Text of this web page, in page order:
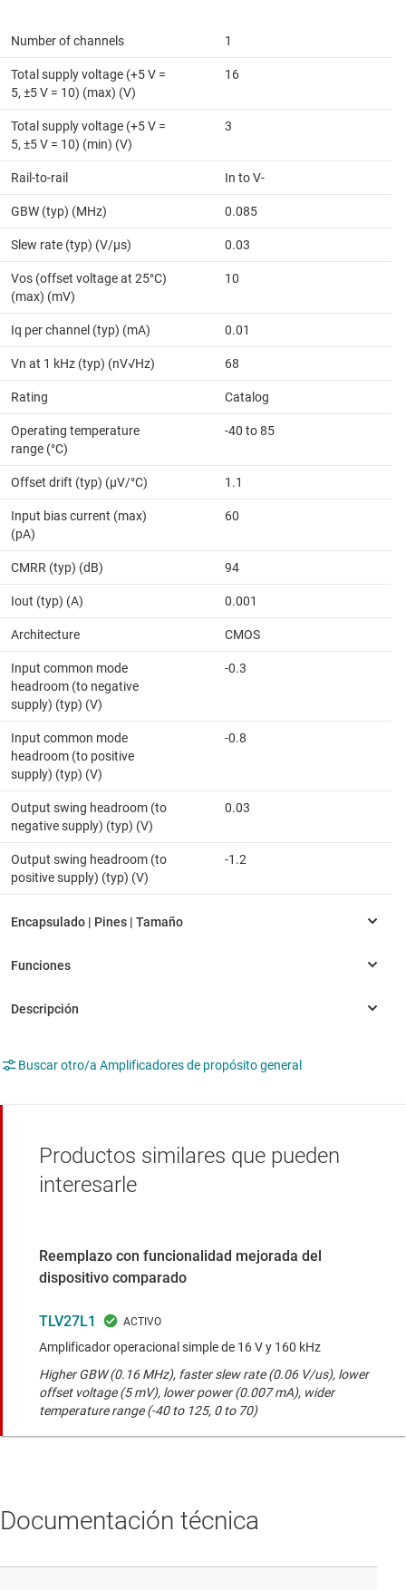
Number of channels 1
Total supply voltage (+5 V =
5, ±5 V = 10) (max) (V)
16
Total supply voltage (+5 V =
5, ±5 V = 10) (min) (V)
3
Rail-to-rail In to V-
GBW (typ) (MHz) 0.085
Slew rate (typ) (V/µs) 0.03
Vos (offset voltage at 25°C)
(max) (mV)
10
Iq per channel (typ) (mA) 0.01
Vn at 1 kHz (typ) (nV√Hz) 68
Rating Catalog
Operating temperature
range (°C)
-40 to 85
Offset drift (typ) (µV/°C) 1.1
Input bias current (max)
(pA)
60
CMRR (typ) (dB) 94
Iout (typ) (A) 0.001
Architecture CMOS
Input common mode
headroom (to negative
supply) (typ) (V)
-0.3
Input common mode
headroom (to positive
supply) (typ) (V)
-0.8
Output swing headroom (to
negative supply) (typ) (V)
0.03
Output swing headroom (to
positive supply) (typ) (V)
-1.2
Buscar otro/a Amplificadores de propósito general
Productos similares que pueden
interesarle
Reemplazo con funcionalidad mejorada del
dispositivo comparado
TLV27L1
Amplificador operacional simple de 16 V y 160 kHz
Higher GBW (0.16 MHz), faster slew rate (0.06 V/us), lower
offset voltage (5 mV), lower power (0.007 mA), wider
temperature range (-40 to 125, 0 to 70)
Documentación técnica